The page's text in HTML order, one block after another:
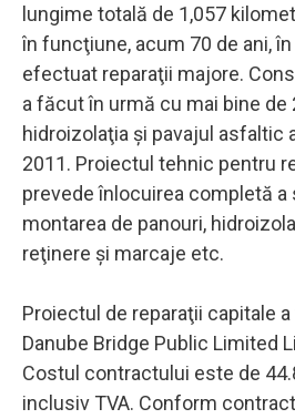
lungime totală de 1,057
în funcţiune, acum 70 de ani,
efectuat reparaţii majore.
a făcut în urmă cu mai bine de
hidroizolaţia şi pavajul asfaltic
2011. Proiectul tehnic pentru
prevede înlocuirea completă
montarea de panouri,
reţinere şi marcaje etc.
Proiectul de reparaţii capitale
Danube Bridge Public Limited
Costul contractului este de
inclusiv TVA. Conform